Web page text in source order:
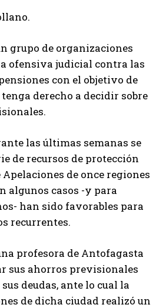
grupo de organizaciones
ofensiva judicial contra las
con el objetivo de
derecho a decidir sobre
las últimas semanas se
de recursos de protección
de once regiones
algunos casos -y para
han sido favorables para
recurrentes.
profesora de Antofagasta
sus ahorros previsionales
deudas, ante lo cual la
de dicha ciudad realizó un